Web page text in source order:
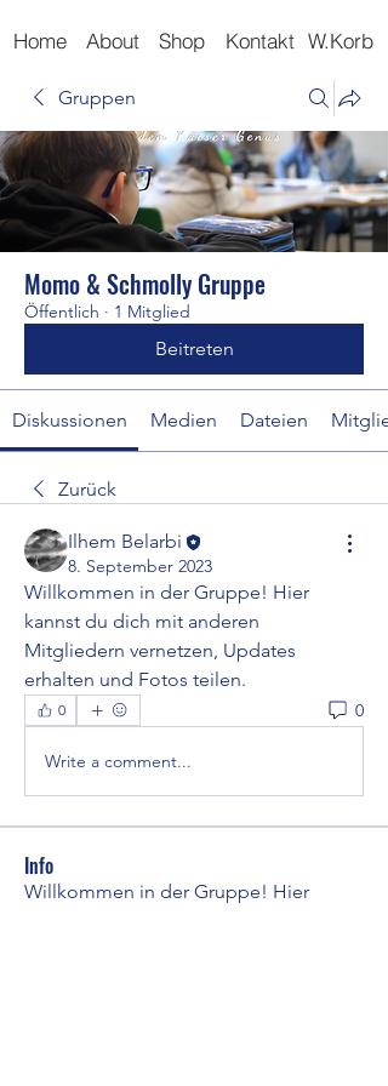
Home About Shop Kontakt W.Korb
Gruppen
Momo & Schmolly Gruppe
Öffentlich · 1 Mitglied
Beitreten
Diskussionen Medien Dateien
Zurück
Ilhem Belarbi
8. September 2023
Willkommen in der Gruppe! Hier
kannst du dich mit anderen
Mitgliedern vernetzen, Updates
erhalten und Fotos teilen.
0 0
Write a comment...
Info
Willkommen in der Gruppe! Hier